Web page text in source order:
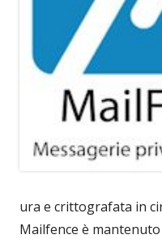
ura e crittografata in
Mailfence è